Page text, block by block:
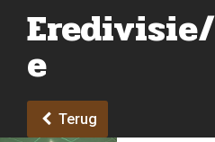
e
Terug